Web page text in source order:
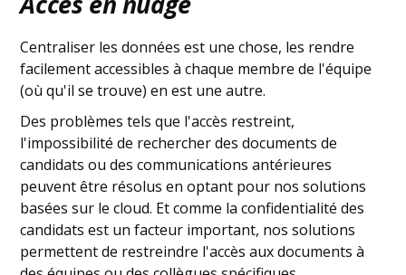
Centraliser les données est une chose, les rendre
facilement accessibles à chaque membre de l'équipe
(où qu'il se trouve) en est une autre.
Des problèmes tels que l'accès restreint,
l'impossibilité de rechercher des documents de
candidats ou des communications antérieures
peuvent être résolus en optant pour nos solutions
basées sur le cloud. Et comme la confidentialité des
candidats est un facteur important, nos solutions
permettent de restreindre l'accès aux documents à